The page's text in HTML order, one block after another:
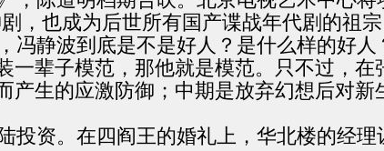
，也成为后世所有国产谍战年代剧的祖
冯静波到底是不是好人？是什么样的好人
一辈子模范，那他就是模范。只不过，
产生的应激防御；中期是放弃幻想后对
投资。在四阎王的婚礼上，华北楼的经